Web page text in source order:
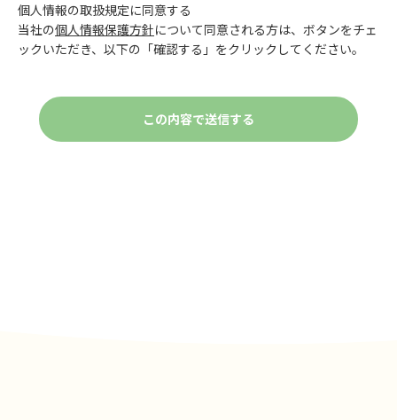
個人情報の取扱規定に同意する
当社の個人情報保護方針について同意される方は、ボタンをチェ
ックいただき、以下の「確認する」をクリックしてください。